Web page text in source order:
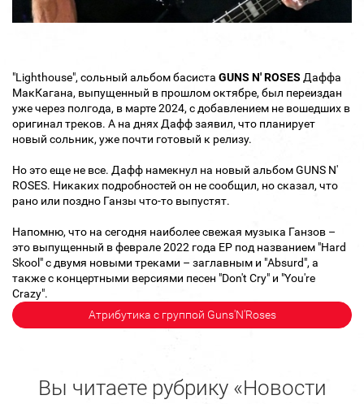
"Lighthouse", сольный альбом басиста GUNS N' ROSES Даффа
МакКагана, выпущенный в прошлом октябре, был переиздан
уже через полгода, в марте 2024, с добавлением не вошедших в
оригинал треков. А на днях Дафф заявил, что планирует
новый сольник, уже почти готовый к релизу.
Но это еще не все. Дафф намекнул на новый альбом GUNS N'
ROSES. Никаких подробностей он не сообщил, но сказал, что
рано или поздно Ганзы что-то выпустят.
Напомню, что на сегодня наиболее свежая музыка Ганзов –
это выпущенный в феврале 2022 года EP под названием "Hard
Skool" с двумя новыми треками – заглавным и "Absurd", а
также с концертными версиями песен "Don't Cry" и "You're
Crazy".
Атрибутика с группой Guns'N'Roses
Вы читаете рубрику «Новости